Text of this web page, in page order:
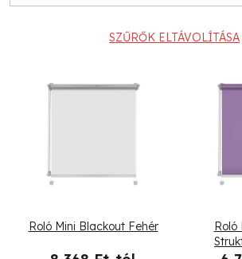
SZŰRŐK ELTÁVOLÍTÁSA
Roló Mini Blackout Fehér